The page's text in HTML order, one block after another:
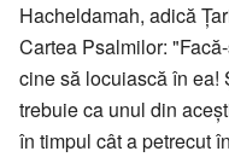
Hacheldamah, adică
Cartea Psalmilor:
cine să locuiască în ea!
trebuie ca unul din
în timpul cât a petrecut